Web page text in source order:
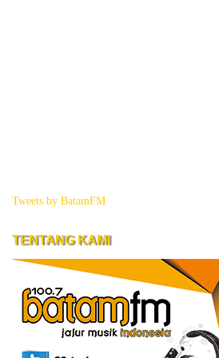
Tweets by BatamFM
TENTANG KAMI